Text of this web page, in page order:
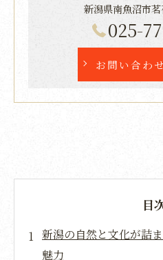
新潟県南魚沼市
025-
お問い合わ
目
新潟の自然と文化が詰
魅力